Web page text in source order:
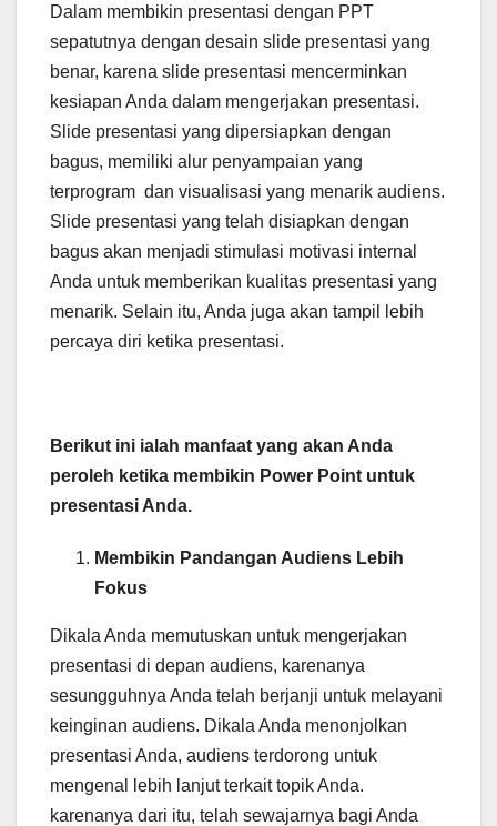
Dalam membikin presentasi dengan PPT
sepatutnya dengan desain slide presentasi yang
benar, karena slide presentasi mencerminkan
kesiapan Anda dalam mengerjakan presentasi.
Slide presentasi yang dipersiapkan dengan
bagus, memiliki alur penyampaian yang
terprogram dan visualisasi yang menarik audiens.
Slide presentasi yang telah disiapkan dengan
bagus akan menjadi stimulasi motivasi internal
Anda untuk memberikan kualitas presentasi yang
menarik. Selain itu, Anda juga akan tampil lebih
percaya diri ketika presentasi.
Berikut ini ialah manfaat yang akan Anda
peroleh ketika membikin Power Point untuk
presentasi Anda.
Membikin Pandangan Audiens Lebih
Fokus
Dikala Anda memutuskan untuk mengerjakan
presentasi di depan audiens, karenanya
sesungguhnya Anda telah berjanji untuk melayani
keinginan audiens. Dikala Anda menonjolkan
presentasi Anda, audiens terdorong untuk
mengenal lebih lanjut terkait topik Anda.
karenanya dari itu, telah sewajarnya bagi Anda